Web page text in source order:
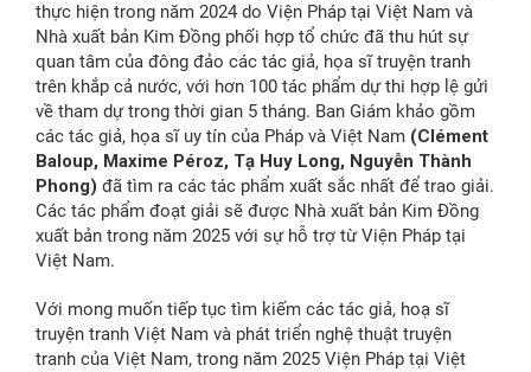
thực hiện trong năm 2024 do Viện Pháp tại Việt Nam và
Nhà xuất bản Kim Đồng phối hợp tổ chức đã thu hút sự
quan tâm của đông đảo các tác giả, họa sĩ truyện tranh
trên khắp cả nước, với hơn 100 tác phẩm dự thi hợp lệ gửi
về tham dự trong thời gian 5 tháng. Ban Giám khảo gồm
các tác giả, họa sĩ uy tín của Pháp và Việt Nam (Clément
Baloup, Maxime Péroz, Tạ Huy Long, Nguyễn Thành
Phong) đã tìm ra các tác phẩm xuất sắc nhất để trao giải.
Các tác phẩm đoạt giải sẽ được Nhà xuất bản Kim Đồng
xuất bản trong năm 2025 với sự hỗ trợ từ Viện Pháp tại
Việt Nam.
Với mong muốn tiếp tục tìm kiếm các tác giả, hoạ sĩ
truyện tranh Việt Nam và phát triển nghệ thuật truyện
tranh của Việt Nam, trong năm 2025 Viện Pháp tại Việt